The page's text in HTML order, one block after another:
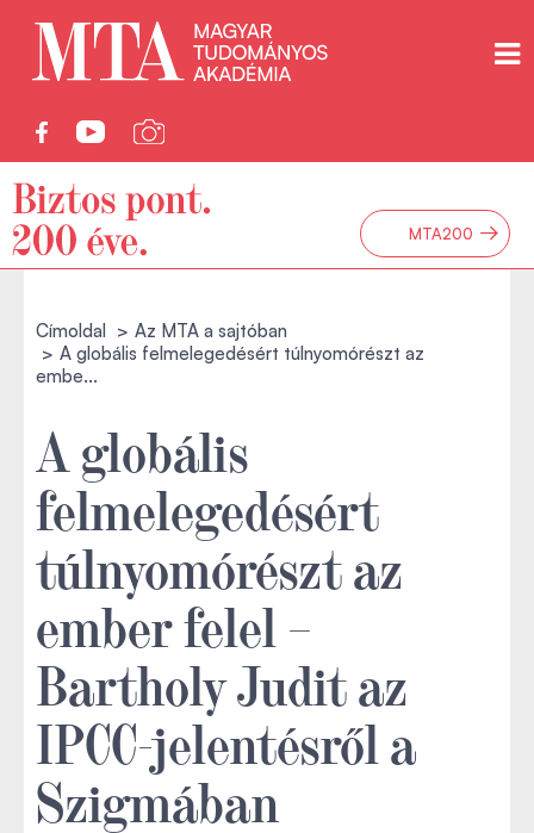
MTA200 →
Címoldal
Az MTA a sajtóban
A globális felmelegedésért túlnyomórészt az
embe...
A globális
felmelegedésért
túlnyomórészt az
ember felel –
Bartholy Judit az
IPCC-jelentésről a
Szigmában